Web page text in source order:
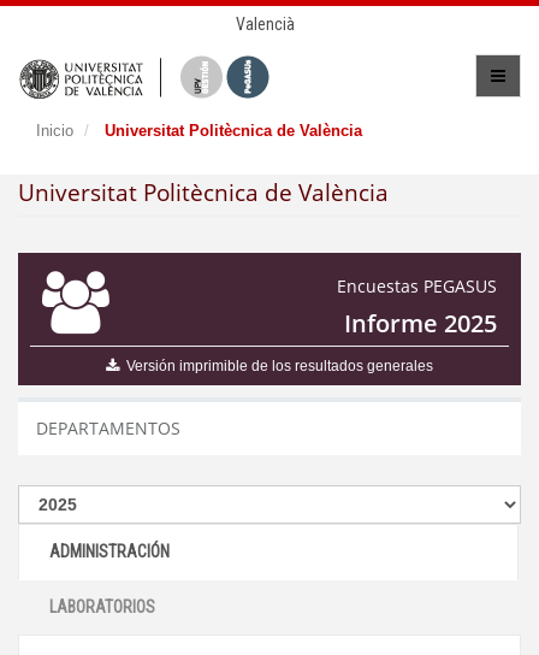
Valencià
Inicio Universitat Politècnica de València
Universitat Politècnica de València
Encuestas PEGASUS
Informe 2025
Versión imprimible de los resultados generales
DEPARTAMENTOS
ADMINISTRACIÓN
LABORATORIOS